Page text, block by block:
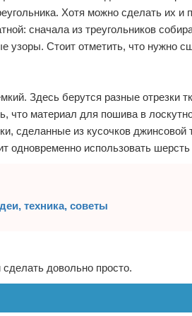
Хотя можно сделать их и
сначала из треугольников
Стоит отметить, что нужно
Здесь берутся разные отрезки
материал для пошива в
сделанные из кусочков
одновременно использовать
техника, советы
довольно просто.